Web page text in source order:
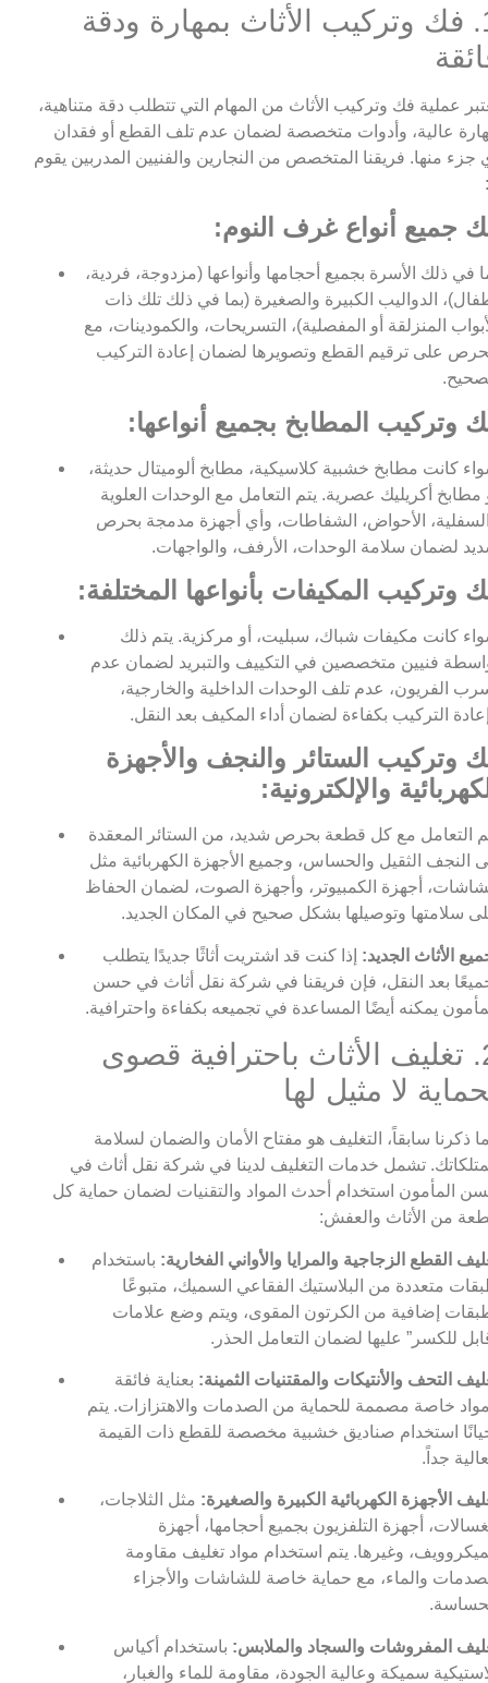
1. فك وتركيب الأثاث بمهارة ودقة
عملية فك وتركيب الأثاث من المهام التي تتطلب دقة متناهية،
عالية، وأدوات متخصصة لضمان عدم تلف القطع أو فقدان
جزء منها. فريقنا المتخصص من النجارين والفنيين المدربين يقوم
جميع أنواع غرف النوم:
في ذلك الأسرة بجميع أحجامها وأنواعها (مزدوجة، فردية،
الدواليب الكبيرة والصغيرة (بما في ذلك تلك ذات
المنزلقة أو المفصلية)، التسريحات، والكمودينات، مع
على ترقيم القطع وتصويرها لضمان إعادة التركيب
وتركيب المطابخ بجميع أنواعها:
كانت مطابخ خشبية كلاسيكية، مطابخ ألوميتال حديثة،
مطابخ أكريليك عصرية. يتم التعامل مع الوحدات العلوية
الأحواض، الشفاطات، وأي أجهزة مدمجة بحرص
لضمان سلامة الوحدات، الأرفف، والواجهات.
وتركيب المكيفات بأنواعها المختلفة:
كانت مكيفات شباك، سبليت، أو مركزية. يتم ذلك
فنيين متخصصين في التكييف والتبريد لضمان عدم
الفريون، عدم تلف الوحدات الداخلية والخارجية،
التركيب بكفاءة لضمان أداء المكيف بعد النقل.
وتركيب الستائر والنجف والأجهزة
والإلكترونية:
التعامل مع كل قطعة بحرص شديد، من الستائر المعقدة
النجف الثقيل والحساس، وجميع الأجهزة الكهربائية مثل
أجهزة الكمبيوتر، وأجهزة الصوت، لضمان الحفاظ
سلامتها وتوصيلها بشكل صحيح في المكان الجديد.
الأثاث الجديد: إذا كنت قد اشتريت أثاثًا جديدًا يتطلب
بعد النقل، فإن فريقنا في شركة نقل أثاث في حسن
يمكنه أيضًا المساعدة في تجميعه بكفاءة واحترافية.
2. تغليف الأثاث باحترافية قصوى
لا مثيل لها
ذكرنا سابقاً، التغليف هو مفتاح الأمان والضمان لسلامة
تشمل خدمات التغليف لدينا في شركة نقل أثاث في
المأمون استخدام أحدث المواد والتقنيات لضمان حماية كل
من الأثاث والعفش:
القطع الزجاجية والمرايا والأواني الفخارية: باستخدام
متعددة من البلاستيك الفقاعي السميك، متبوعًا
إضافية من الكرتون المقوى، ويتم وضع علامات
للكسر” عليها لضمان التعامل الحذر.
التحف والأنتيكات والمقتنيات الثمينة: بعناية فائقة
خاصة مصممة للحماية من الصدمات والاهتزازات. يتم
استخدام صناديق خشبية مخصصة للقطع ذات القيمة
جداً.
الأجهزة الكهربائية الكبيرة والصغيرة: مثل الثلاجات،
أجهزة التلفزيون بجميع أحجامها، أجهزة
وغيرها. يتم استخدام مواد تغليف مقاومة
والماء، مع حماية خاصة للشاشات والأجزاء
المفروشات والسجاد والملابس: باستخدام أكياس
سميكة وعالية الجودة، مقاومة للماء والغبار،